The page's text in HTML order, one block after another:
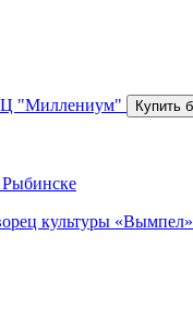
"Миллениум"
культуры «Вымпел»